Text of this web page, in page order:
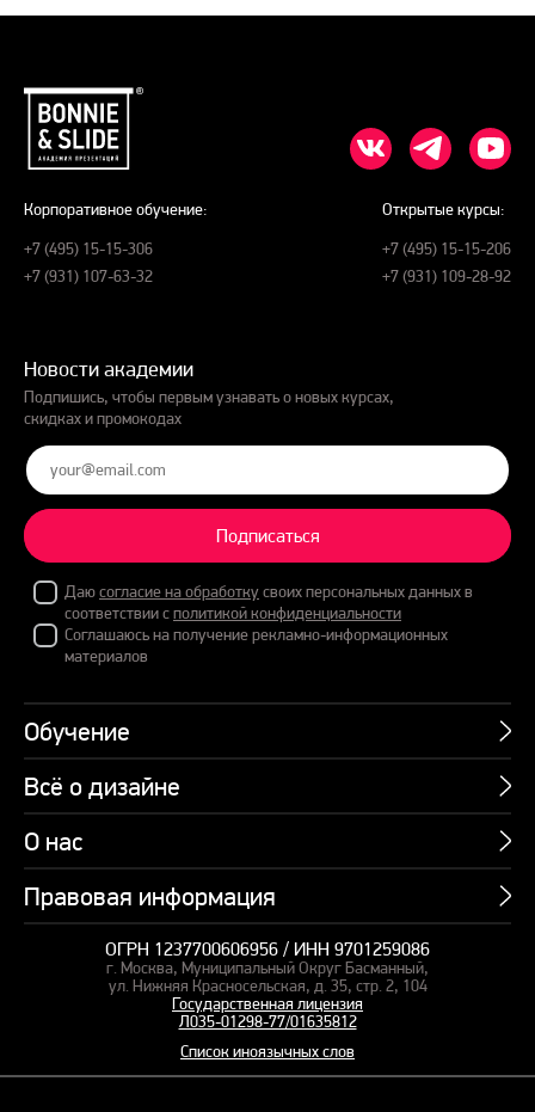
Корпоративное обучение:
+7 (495) 15-15-306
+7 (931) 107-63-32
Открытые курсы:
+7 (495) 15-15-206
+7 (931) 109-28-92
Новости академии
Подпишись, чтобы первым узнавать о новых курсах,
скидках и промокодах
Подписаться
Даюсогласие на обработкусвоих персональных данных в
соответствии сполитикой конфиденциальности
Соглашаюсь на получение рекламно-информационных
материалов
Обучение
Курсы
Пакетные предложения
Профессии
Подарочные сертификаты
Корпоративное обучение
Курсы для сотрудников
Пакетные предложения
Всё о дизайне
Учебник по презентациям
Банк слайдов
Вебинары
Студия дизайна
Заказать презентацию
О нас
Об академии
СМИ о нас
Правовая информация
Карта сайта
Оферта и лицензия
Политика конфиденциальности
ОГРН 1237700606956 / ИНН 9701259086
г. Москва, Муниципальный Округ Басманный,
ул. Нижняя Красносельская, д. 35, стр. 2, 104
Государственная лицензия
Л035-01298-77/01635812
Список иноязычных слов